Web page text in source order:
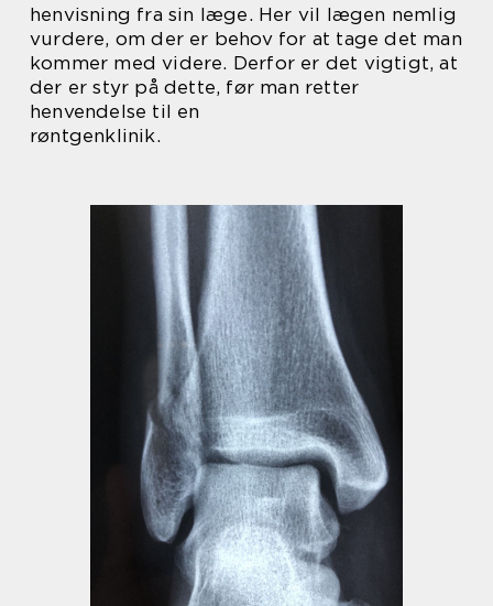
henvisning fra sin læge. Her vil lægen nemlig
vurdere, om der er behov for at tage det man
kommer med videre. Derfor er det vigtigt, at
der er styr på dette, før man retter
henvendelse til en
røntgenklinik.